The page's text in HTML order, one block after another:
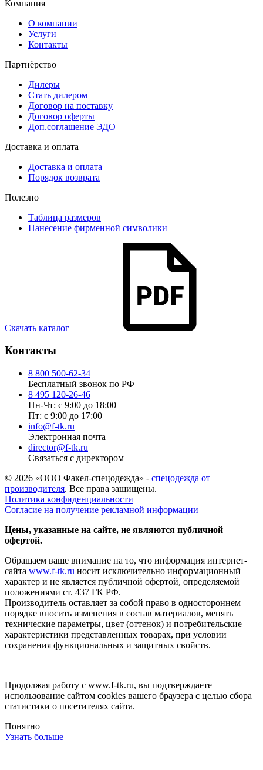
Компания
О компании
Услуги
Контакты
Партнёрство
Дилеры
Стать дилером
Договор на поставку
Договор оферты
Доп.соглашение ЭДО
Доставка и оплата
Доставка и оплата
Порядок возврата
Полезно
Таблица размеров
Нанесение фирменной символики
Скачать каталог
Контакты
8 800 500-62-34
Бесплатный звонок по РФ
8 495 120-26-46
Пн-Чт: с 9:00 до 18:00
Пт: с 9:00 до 17:00
info@f-tk.ru
Электронная почта
director@f-tk.ru
Связаться с директором
© 2026 «ООО Факел-спецодежда» - спецодежда от
производителя. Все права защищены.
Политика конфиденциальности
Согласие на получение рекламной информации
Цены, указанные на сайте, не являются публичной
офертой.
Обращаем ваше внимание на то, что информация интернет-
сайта www.f-tk.ru носит исключительно информационный
характер и не является публичной офертой, определяемой
положениями ст. 437 ГК РФ.
Производитель оставляет за собой право в одностороннем
порядке вносить изменения в состав материалов, менять
технические параметры, цвет (оттенок) и потребительские
характеристики представленных товарах, при условии
сохранения функциональных и защитных свойств.
Продолжая работу с www.f-tk.ru, вы подтверждаете
использование сайтом cookies вашего браузера с целью сбора
статистики о посетителях сайта.
Понятно
Узнать больше